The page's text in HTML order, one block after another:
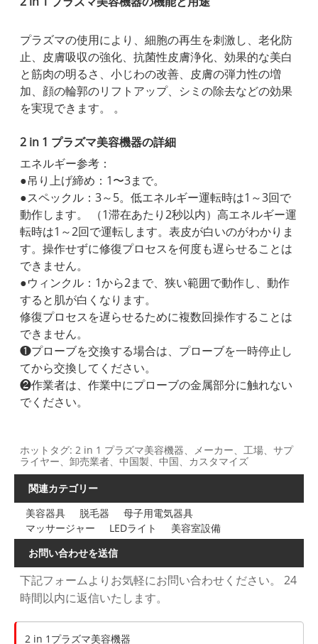
プラズマの使用により、細胞の再生を刺激し、老化防
止、皮膚吸収の強化、抗菌性皮膚浄化、効果的な美白
と筋肉の明るさ、小じわの改善、皮膚の弾力性の増
加、顔の輪郭のリフトアップ、シミの除去などの効果
を実現できます。 。
2 in 1 プラズマ美容機器の詳細
エネルギー参考：
●吊り上げ締め：1〜3まで。
●スペックル：3～5。低エネルギー運転時は1～3回で
動作します。 （1滞在あたり2秒以内）高エネルギー運
転時は1～2回で運転します。表皮が白いのがわかりま
す。操作せずに修復プロセスを何度も遅らせることは
できません。
●ウィンクル：1から2まで、狭い範囲で動作し、動作
すると肌が白くなります。
修復プロセスを遅らせるために複数回操作することは
できません。
❶プローブを交換する場合は、プローブを一時停止し
てから交換してください。
❷作業者は、作業中にプローブの金属部分に触れない
でください。
ホットタグ: 2 in 1 プラズマ美容機器、メーカー、工場、サプ
ライヤー、卸売業者、中国製、中国、カスタマイズ
関連カテゴリー
美容器具
脱毛器
母子用電気器具
マッサージャー
LEDライト
美容室設備
お問い合わせを送信
下記フォームよりお気軽にお問い合わせください。 24
時間以内に返信いたします。